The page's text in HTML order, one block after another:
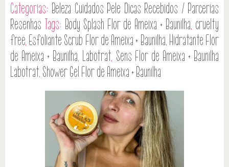
Categorias: Beleza Cuidados Pele Dicas Recebidos / Parcerias
Resenhas Tags: Body Splash Flor de Ameixa + Baunilha, cruelty
free, Esfoliante Scrub Flor de Ameixa + Baunilha, Hidratante Flor
de Ameixa + Baunilha, Labotrat, Sens Flor de Ameixa + Baunilha
Labotrat, Shower Gel Flor de Ameixa + Baunilha